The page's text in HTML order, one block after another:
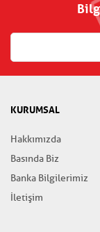
KURUMSAL
Hakkımızda
Basında Biz
Banka Bilgilerimiz
İletişim